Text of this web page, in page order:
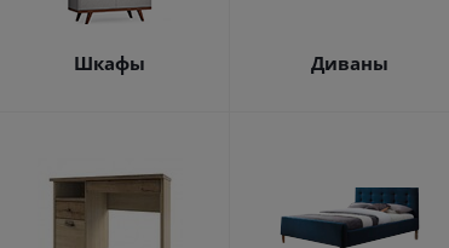
Шкафы Диваны